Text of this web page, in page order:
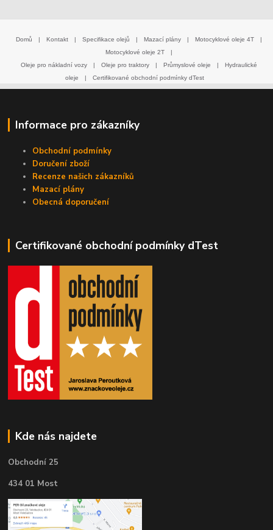
Domů Kontakt Specifikace olejů Mazací plány Motocyklové oleje 4T
Motocyklové oleje 2T
Oleje pro nákladní vozy
Oleje pro traktory Průmyslové oleje
Hydraulické
oleje
Certifikované obchodní podmínky dTest
Informace pro zákazníky
Obchodní podmínky
Doručení zboží
Recenze našich zákazníků
Mazací plány
Obecná doporučení
Certifikované obchodní podmínky dTest
Kde nás najdete
Obchodní 25
434 01 Most